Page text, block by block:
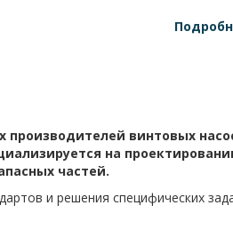
винтовых
на
частей.
и решения специфических